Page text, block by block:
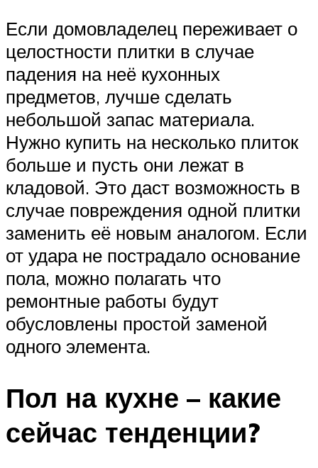
Если домовладелец переживает о
целостности плитки в случае
падения на неё кухонных
предметов, лучше сделать
небольшой запас материала.
Нужно купить на несколько плиток
больше и пусть они лежат в
кладовой. Это даст возможность в
случае повреждения одной плитки
заменить её новым аналогом. Если
от удара не пострадало основание
пола, можно полагать что
ремонтные работы будут
обусловлены простой заменой
одного элемента.
Пол на кухне – какие
сейчас тенденции?